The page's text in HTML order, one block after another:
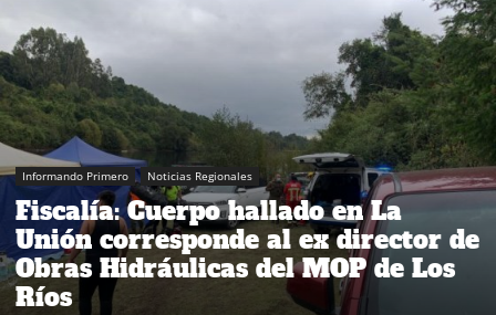
Informando Primero Noticias Regionales
Fiscalía: Cuerpo hallado en La
Unión corresponde al ex director de
Obras Hidráulicas del MOP de Los
Ríos